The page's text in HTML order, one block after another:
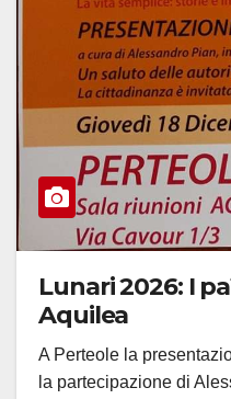
Lunari 2026: I
Aquilea
A Perteole la
la partecipazione di